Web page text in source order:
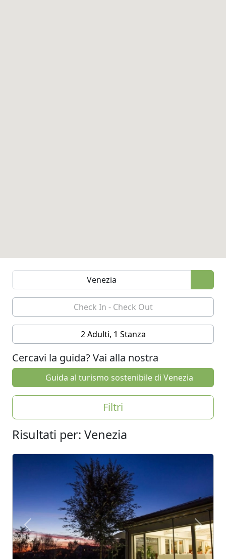
2 Adulti, 1 Stanza
Cercavi la guida? Vai alla nostra
Guida al turismo sostenibile di Venezia
Filtri
Risultati per: Venezia
Previous Next